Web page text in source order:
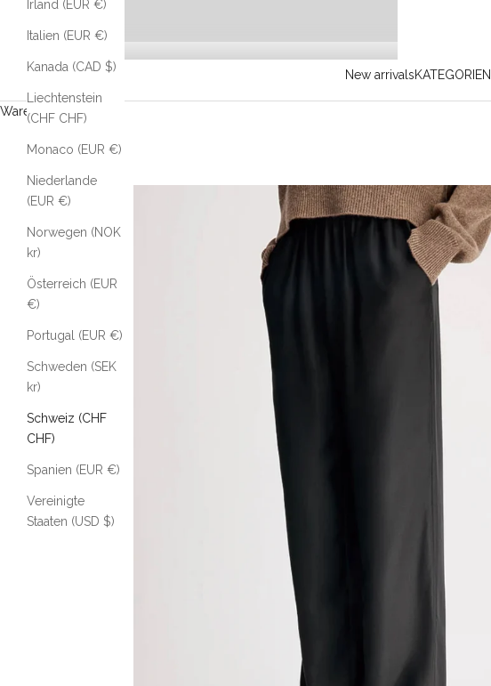
New arrivalsKATEGORIEN
Irland (EUR €)
Italien (EUR €)
Kanada (CAD $)
Liechtenstein
(CHF CHF)
Monaco (EUR €)
Niederlande
(EUR €)
Norwegen (NOK
kr)
Österreich (EUR
€)
Portugal (EUR €)
Schweden (SEK
kr)
Schweiz (CHF
CHF)
Spanien (EUR €)
Vereinigte
Staaten (USD $)
Warenkorb